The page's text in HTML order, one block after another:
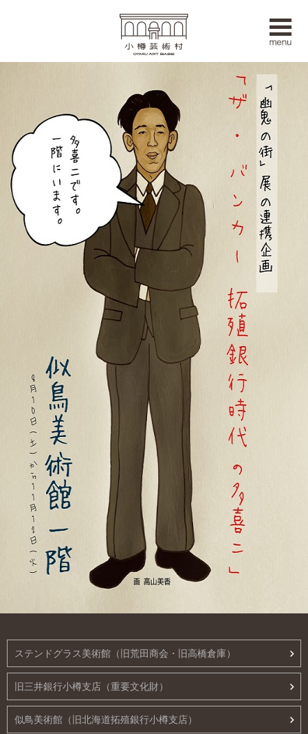
ステンドグラス美術館（旧荒田商会・旧高橋倉庫）
旧三井銀行小樽支店（重要文化財）
似鳥美術館（旧北海道拓殖銀行小樽支店）